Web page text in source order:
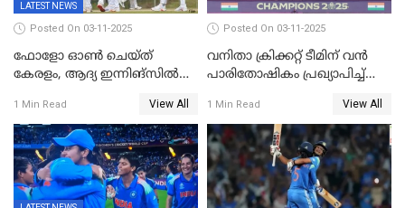
LATEST NEWS
Posted On 03-11-2025
ഫോളോ ഓൺ ചെയ്ത്
കേരളം, ആദ്യ ഇന്നിങ്സിൽ
രഞ്ജിയിൽ കർണാടകയ്ക്ക്
കൂറ്റൻ ലീഡ്
1 Min Read View All
Posted On 03-11-2025
വനിതാ ക്രിക്കറ്റ് ടീമിന് വൻ
പാരിതോഷികം പ്രഖ്യാപിച്ച്
1 Min Read View All